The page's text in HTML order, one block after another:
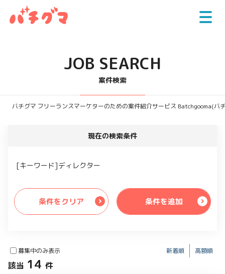
JOB SEARCH
案件検索
バチグマ フリーランスマーケターのための案件紹介サービス Batchgooma(バ
現在の検索条件
[キーワード]ディレクター
条件をクリア 条件を追加
該当 14 件
募集中のみ表示 新着順 高額順